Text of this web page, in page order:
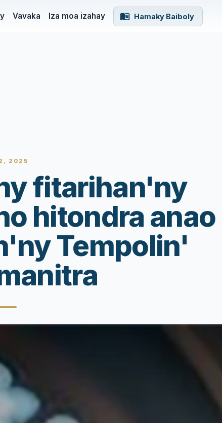
Vavaka Iza moa izahay Hamaky Baiboly
2025
fitarihan'ny
hitondra anao
Tempolin'